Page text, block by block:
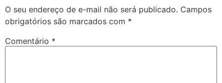
O seu endereço de e-mail não será publicado. Campos
obrigatórios são marcados com *
Comentário *